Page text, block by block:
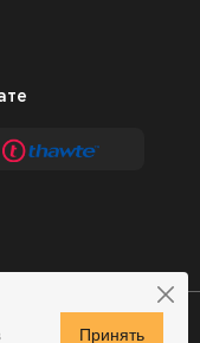
в MindMachine